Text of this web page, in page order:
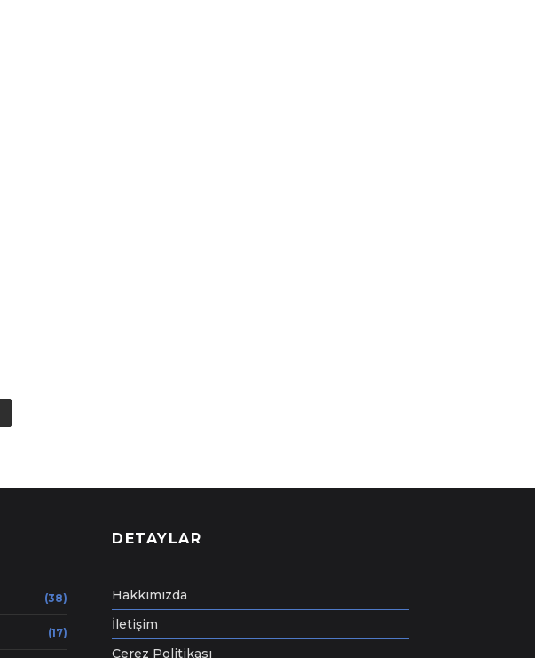
(38)
(17)
DETAYLAR
Hakkımızda
İletişim
Çerez Politikası